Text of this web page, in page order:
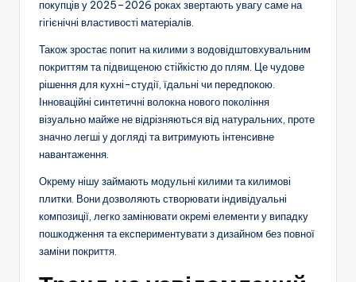
покупців у 2025–2026 роках звертають увагу саме на
гігієнічні властивості матеріалів.
Також зростає попит на килими з водовідштовхувальним
покриттям та підвищеною стійкістю до плям. Це чудове
рішення для кухні-студії, їдальні чи передпокою.
Інноваційні синтетичні волокна нового покоління
візуально майже не відрізняються від натуральних, проте
значно легші у догляді та витримують інтенсивне
навантаження.
Окрему нішу займають модульні килими та килимові
плитки. Вони дозволяють створювати індивідуальні
композиції, легко замінювати окремі елементи у випадку
пошкодження та експериментувати з дизайном без повної
заміни покриття.